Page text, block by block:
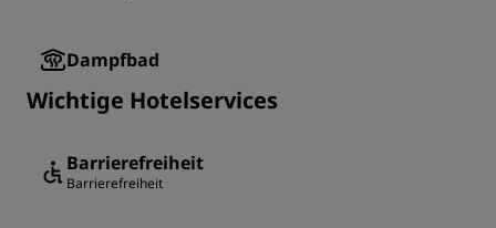
Dampfbad
Wichtige Hotelservices
Barrierefreiheit
Barrierefreiheit